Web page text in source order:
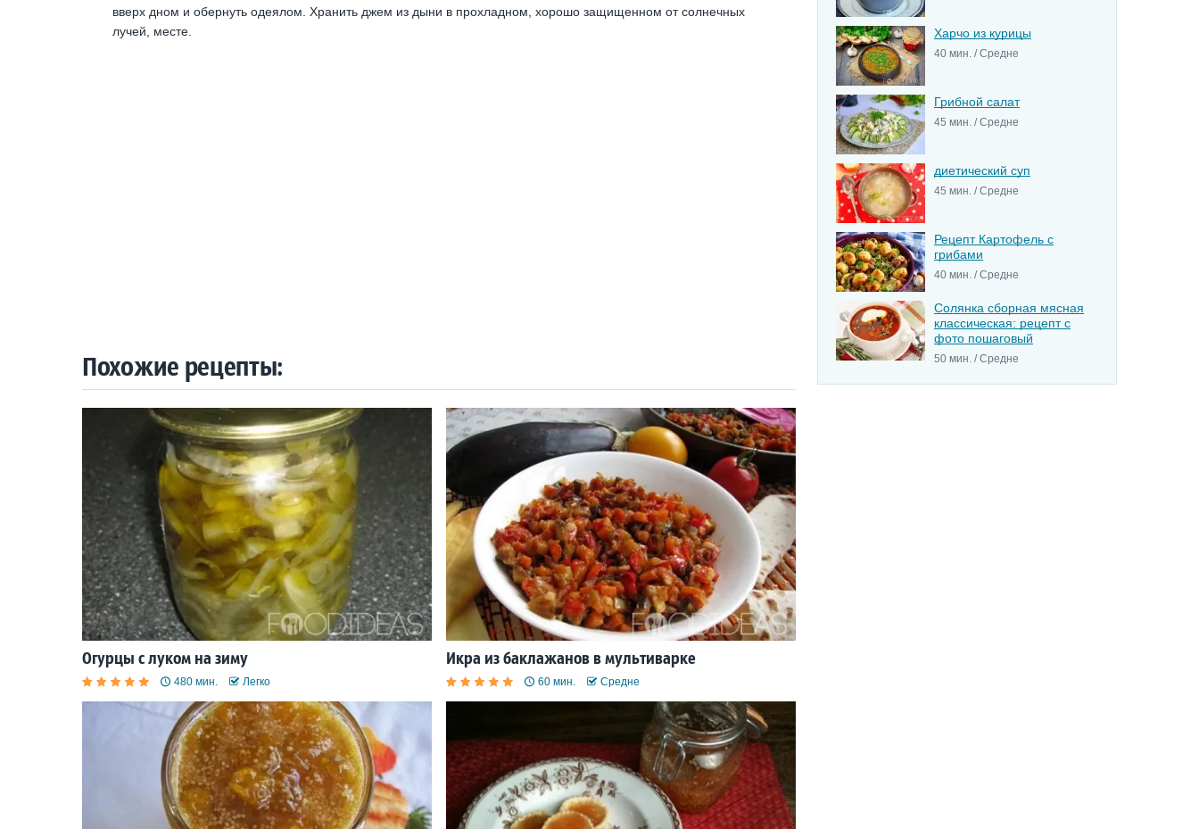
вверх дном и обернуть одеялом. Хранить джем из дыни в прохладном, хорошо защищенном от солнечных
лучей, месте.
Похожие рецепты:
Огурцы с луком на зиму
480 мин. Легко
Икра из баклажанов в мультиварке
60 мин. Средне
Харчо из курицы
40 мин. / Средне
Грибной салат
45 мин. / Средне
диетический суп
45 мин. / Средне
Рецепт Картофель с
грибами
40 мин. / Средне
Солянка сборная мясная
классическая: рецепт с
фото пошаговый
50 мин. / Средне